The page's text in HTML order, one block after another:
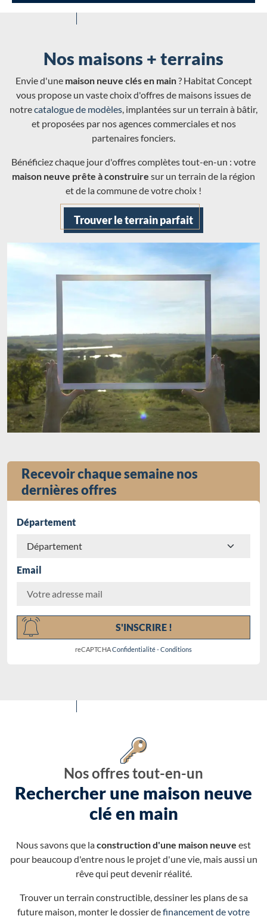
Nos maisons + terrains
Envie d'une maison neuve clés en main? Habitat Concept
vous propose un vaste choix d'offres de maisons issues de
notrecatalogue de modèles, implantées sur un terrain à bâtir,
et proposées par nos agences commerciales et nos
partenaires fonciers.
Bénéficiez chaque jour d'offres complètes tout-en-un : votre
maison neuve prête à construire sur un terrain de la région
et de la commune de votre choix !
Trouver le terrain parfait
Recevoir chaque semaine nos
dernières offres
Département
Email
S'INSCRIRE !
reCAPTCHAConfidentialité-Conditions
Nos offres tout-en-un
Rechercher une maison neuve
clé en main
Nous savons que laconstruction d'une maison neuve est
pour beaucoup d'entre nous le projet d'une vie, mais aussi un
rêve qui peut devenir réalité.
Trouver un terrain constructible, dessiner les plans de sa
future maison, monter le dossier definancement de votre